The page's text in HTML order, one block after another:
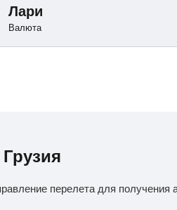
Лари
Валюта
перелета для получения